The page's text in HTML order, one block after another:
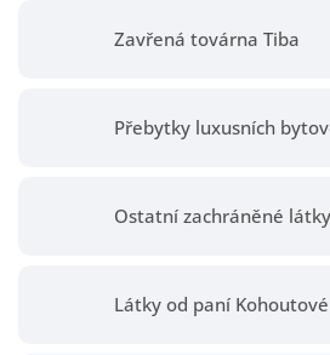
Zavřená továrna Tiba
Přebytky luxusních
Ostatní zachráněné látky
Látky od paní